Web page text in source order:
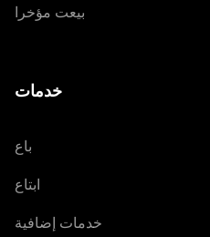
بيعت مؤخرا
خدمات
باع
ابتاع
خدمات إضافية